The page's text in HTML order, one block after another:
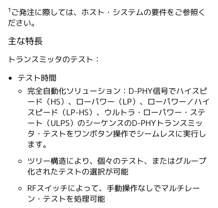
1 ご発注に際しては、ホスト・システムの要件をご参照く
ださい。
主な特長
トランスミッタのテスト：
テスト時間
完全自動化ソリューション：D-PHY信号でハイスピ
ード（HS）、ローパワー（LP）、ローパワー／ハイ
スピード（LP-HS）、ウルトラ・ローパワー・ステ
ート（ULPS）のシーケンスのD-PHYトランスミッ
タ・テストをワンボタン操作でシームレスに実行し
ます。
ツリー構造により、個々のテスト、またはグループ
化されたテストの選択が可能
RFスイッチによって、手動操作なしでマルチレー
ン・テストを処理可能